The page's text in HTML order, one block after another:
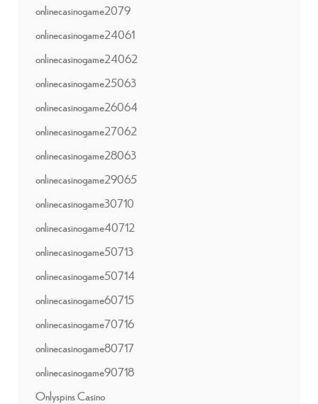
onlinecasinogame2079
onlinecasinogame24061
onlinecasinogame24062
onlinecasinogame25063
onlinecasinogame26064
onlinecasinogame27062
onlinecasinogame28063
onlinecasinogame29065
onlinecasinogame30710
onlinecasinogame40712
onlinecasinogame50713
onlinecasinogame50714
onlinecasinogame60715
onlinecasinogame70716
onlinecasinogame80717
onlinecasinogame90718
Onlyspins Casino